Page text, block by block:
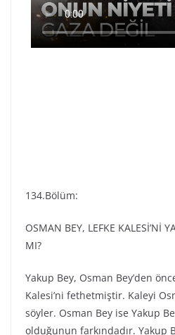
134.Bölüm:
OSMAN BEY, LEFKE KALESİ’Nİ
MI?
Yakup Bey, Osman Bey’den
Kalesi’ni fethetmiştir. Kaleyi
söyler. Osman Bey ise Yakup
olduğunun farkındadır. Yakup